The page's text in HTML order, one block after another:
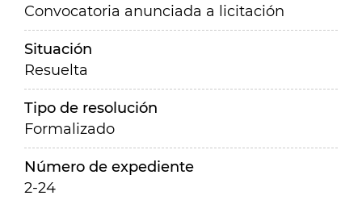
Convocatoria anunciada a licitación
Situación
Resuelta
Tipo de resolución
Formalizado
Número de expediente
2-24